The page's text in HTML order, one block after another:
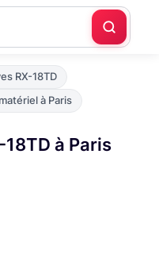
RX-18TD
à Paris
18TD à Paris